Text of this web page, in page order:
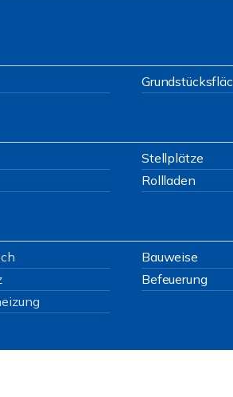
Stellplätze
Rollladen
Bauweise
Befeuerung